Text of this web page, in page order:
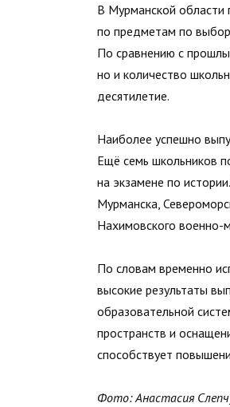
В Мурманской области
по предметам по
По сравнению с
но и количество
десятилетие.
Наиболее успешно
Ещё семь школьников
на экзамене по
Мурманска,
Нахимовского военно-
По словам временно
высокие результаты
образовательной
пространств и
способствует
Фото: Анастасия